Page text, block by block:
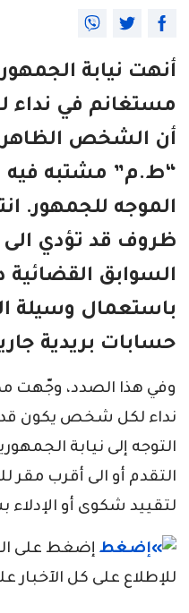
مستغانم في نداء
أن الشخص الظاهر
“ط.م” مشتبه
الموجه للجمهور.
ظروف قد تؤدي
السوابق
باستعمال وسيلة
حسابات بريدية
وفي هذا الصدد، وجّهت
نداء لكل شخص يكون قد
التوجه إلى نيابة
التقدم أو الى أقرب مقر
لتقييد شكوى أو
إضغط على
للإطلاع على كل الآخبار